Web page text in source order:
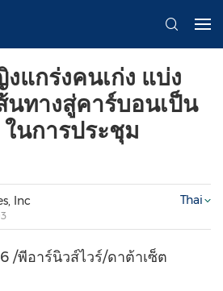
แกร่งคนเก่ง แบ่ง
นทางสู่คาร์บอนเป็น
นการประชุม
Inc Thai
/พีอาร์นิวส์ไวร์/ดาต้าเซ็ต